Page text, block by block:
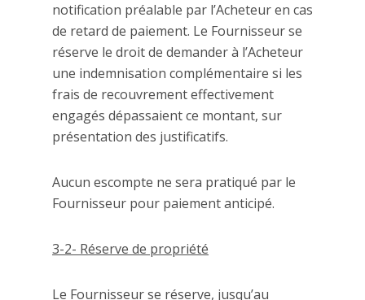
notification préalable par l’Acheteur en cas
de retard de paiement. Le Fournisseur se
réserve le droit de demander à l’Acheteur
une indemnisation complémentaire si les
frais de recouvrement effectivement
engagés dépassaient ce montant, sur
présentation des justificatifs.
Aucun escompte ne sera pratiqué par le
Fournisseur pour paiement anticipé.
3-2- Réserve de propriété
Le Fournisseur se réserve, jusqu’au